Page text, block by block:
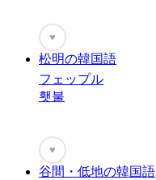
♥
松明の韓国語
フェップル
횃불
♥
谷間・低地の韓国語